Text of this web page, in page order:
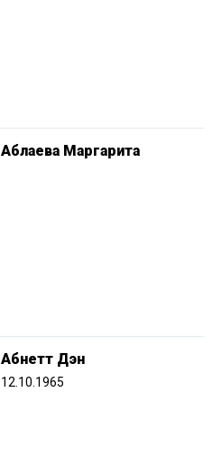
Аблаева Маргарита
Абнетт Дэн
12.10.1965